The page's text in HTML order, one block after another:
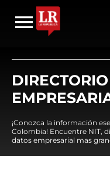
¡Conozca la información
Colombia! Encuentre NIT,
datos empresarial mas